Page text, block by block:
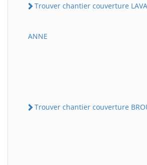
Trouver chantier couverture
ANNE
Trouver chantier couverture